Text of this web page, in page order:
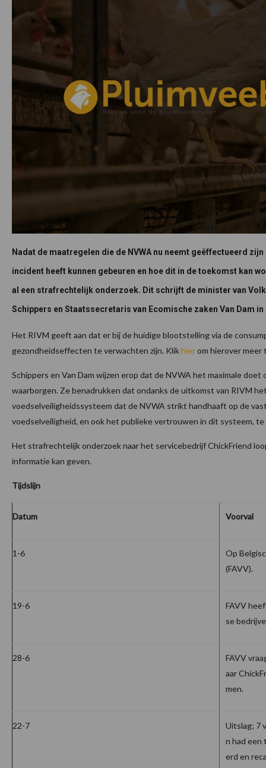
Nadat de maatregelen die de NVWA nu neemt geëffectueerd
incident heeft kunnen gebeuren en hoe dit in de toekomst kan
al een strafrechtelijk onderzoek. Dit schrijft de minister van
Schippers en Staatssecretaris van Ecomische zaken Van Dam
Het RIVM geeft aan dat er bij de huidige blootstelling via de
gezondheidseffecten te verwachten zijn. Klikhierom hierover meer
Schippers en Van Dam wijzen erop dat de NVWA het maximale
waarborgen. Ze benadrukken dat ondanks de uitkomst van RIVM
voedselveiligheidssysteem dat de NVWA strikt handhaaft op de
voedselveiligheid, en ook het publieke vertrouwen in dit systeem,
Het strafrechtelijk onderzoek naar het servicebedrijf ChickFriend
informatie kan geven.
Tijdslijn
Datum Voorval
1-6
Op
(FAVV).
19-6
FAVV
se
28-6
FAVV
aar
men.
22-7
Uitslag; 7
n had een
erd en